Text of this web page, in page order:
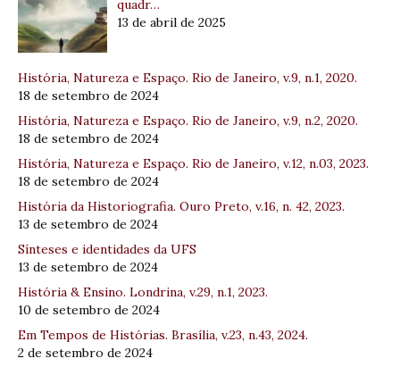
quadr…
13 de abril de 2025
História, Natureza e Espaço. Rio de Janeiro, v.9, n.1, 2020.
18 de setembro de 2024
História, Natureza e Espaço. Rio de Janeiro, v.9, n.2, 2020.
18 de setembro de 2024
História, Natureza e Espaço. Rio de Janeiro, v.12, n.03, 2023.
18 de setembro de 2024
História da Historiografia. Ouro Preto, v.16, n. 42, 2023.
13 de setembro de 2024
Sínteses e identidades da UFS
13 de setembro de 2024
História & Ensino. Londrina, v.29, n.1, 2023.
10 de setembro de 2024
Em Tempos de Histórias. Brasília, v.23, n.43, 2024.
2 de setembro de 2024